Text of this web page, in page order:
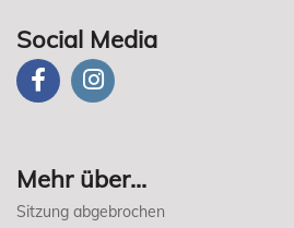
Social Media
Mehr über...
Sitzung abgebrochen